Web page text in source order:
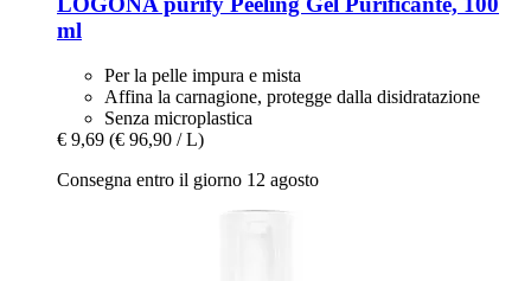
ml
Per la pelle impura e mista
Affina la carnagione, protegge dalla disidratazione
Senza microplastica
€ 9,69 (€ 96,90 / L)
Consegna entro il giorno 12 agosto